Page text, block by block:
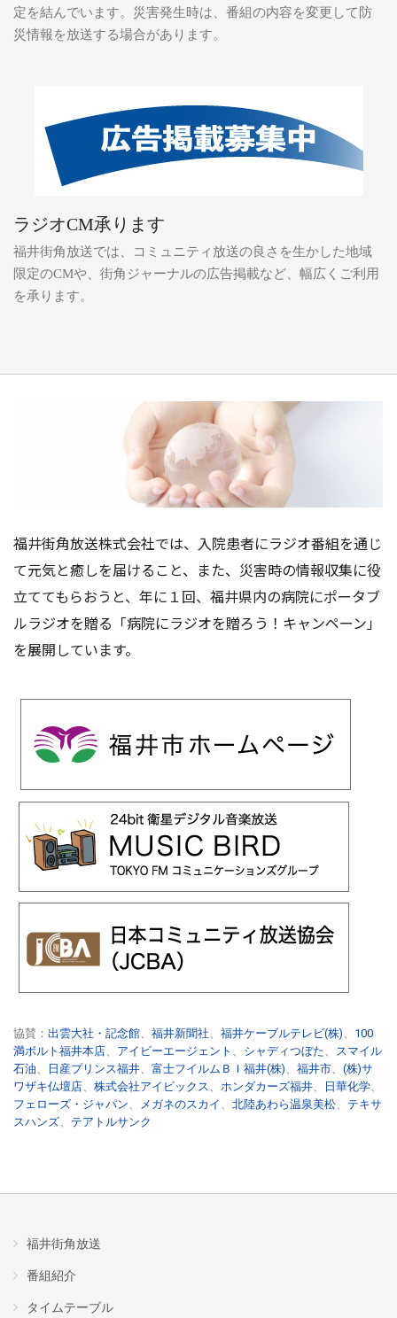
定を結んでいます。災害発生時は、番組の内容を変更して防
災情報を放送する場合があります。
ラジオCM承ります
福井街角放送では、コミュニティ放送の良さを生かした地域
限定のCMや、街角ジャーナルの広告掲載など、幅広くご利用
を承ります。
福井街角放送株式会社では、入院患者にラジオ番組を通じ
て元気と癒しを届けること、また、災害時の情報収集に役
立ててもらおうと、年に１回、福井県内の病院にポータブ
ルラジオを贈る「病院にラジオを贈ろう！キャンペーン」
を展開しています。
協賛： 出雲大社・記念館 福井新聞社 福井ケーブルテレビ(株)
100
満ボルト福井本店
アイビーエージェント シャディつぼた
スマイル
石油
日産プリンス福井 富士フイルムＢＩ福井(株) 福井市
(株)サ
ワザキ仏壇店
株式会社アイビックス ホンダカーズ福井 日華化学
フェローズ・ジャパン
メガネのスカイ 北陸あわら温泉美松
テキサ
スハンズ
テアトルサンク
福井街角放送
番組紹介
タイムテーブル